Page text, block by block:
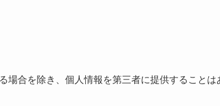
合を除き、個人情報を第三者に提供することは